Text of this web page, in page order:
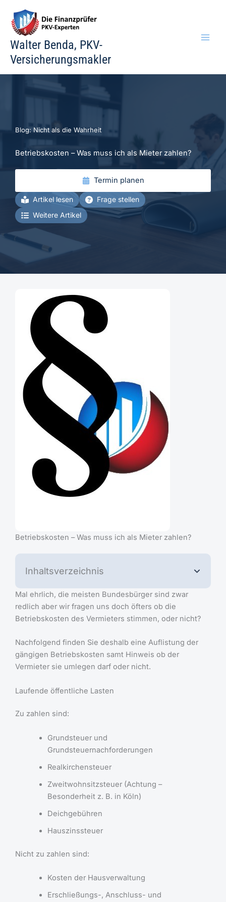
Inhalt
springen
Walter Benda, PKV-
Versicherungsmakler
Blog: Nicht als die Wahrheit
Betriebskosten – Was muss ich als Mieter zahlen?
Termin planen
Artikel lesen
Frage stellen
Weitere Artikel
Betriebskosten – Was muss ich als Mieter zahlen?
Inhaltsverzeichnis
Mal ehrlich, die meisten Bundesbürger sind zwar
redlich aber wir fragen uns doch öfters ob die
Betriebskosten des Vermieters stimmen, oder nicht?
Nachfolgend finden Sie deshalb eine Auflistung der
gängigen Betriebskosten samt Hinweis ob der
Vermieter sie umlegen darf oder nicht.
Laufende öffentliche Lasten
Zu zahlen sind:
Grundsteuer und
Grundsteuernachforderungen
Realkirchensteuer
Zweitwohnsitzsteuer (Achtung –
Besonderheit z. B. in Köln)
Deichgebühren
Hauszinssteuer
Nicht zu zahlen sind:
Kosten der Hausverwaltung
Erschließungs-, Anschluss- und